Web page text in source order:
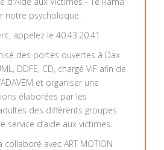
notre psycholoque.
appelez le 40.43.20.41
des portes ouvertes à Dax
DDFE, CD, chargé VIF afin de
et organiser une
élaborées par les
des différents groupes
d’aide aux victimes.
collaboré avec ART MOTION